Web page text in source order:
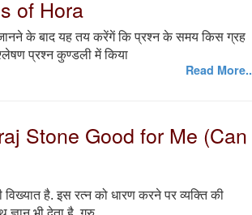
of Hora
के बाद यह तय करेंगें कि प्रश्न के समय किस ग्रह
प्रश्न कुण्डली में किया
Read More..
Stone Good for Me (Can
है. इस रत्न को धारण करने पर व्यक्ति की